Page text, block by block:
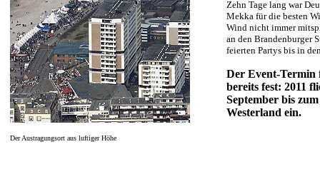
Der Austragungsort aus luftiger Höhe
Zehn Tage lang war
Mekka für die besten
Wind nicht immer
an den Brandenburger
feierten Partys bis in
Der Event-Termin
bereits fest: 2011
September bis
Westerland ein.